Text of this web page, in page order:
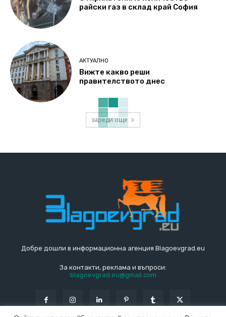
райски газ в склад край София
АКТУАЛНО
Вижте какво реши
правителството днес
зареди още
Добре дошли в информационна агенция Blagoevgrad.eu
За контакти, реклама и въпроси:
blagoevgrad.eu@gmail.com